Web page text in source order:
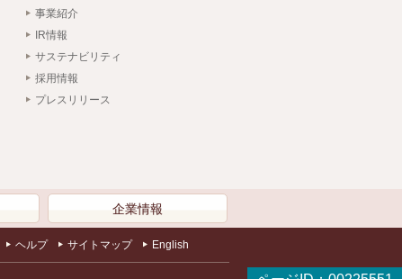
事業紹介
IR情報
サステナビリティ
採用情報
プレスリリース
企業情報
ヘルプ サイトマップ English